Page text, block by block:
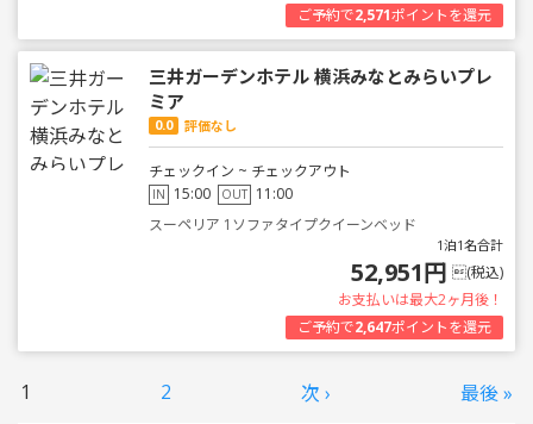
ご予約で2,571ポイントを還元
三井ガーデンホテル 横浜みなとみらいプレ
ミア
0.0 評価なし
チェックイン ~ チェックアウト
IN 15:00 OUT 11:00
スーペリア 1ソファタイプクイーンベッド
1泊1名合計
52,951円 (税込)
お支払いは最大2ヶ月後！
ご予約で2,647ポイントを還元
1 2 次 › 最後 »